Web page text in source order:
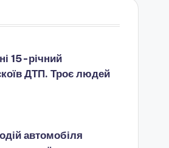
15-річний
ДТП. Троє людей
автомобіля